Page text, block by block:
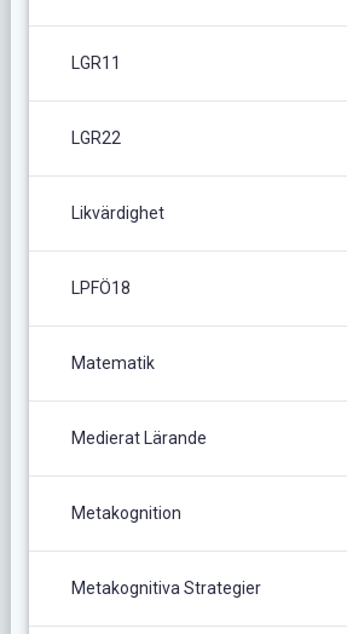
LGR11
LGR22
Likvärdighet
LPFÖ18
Matematik
Medierat Lärande
Metakognition
Metakognitiva Strategier